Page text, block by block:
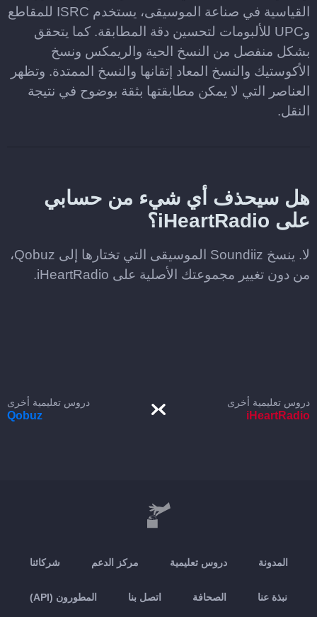
القياسية في صناعة الموسيقى، يستخدم ISRC للمقاطع
وUPC للألبومات لتحسين دقة المطابقة. كما يتحقق
بشكل منفصل من النسخ الحية والريمكس ونسخ
الأكوستيك والنسخ المعاد إتقانها والنسخ الممتدة. وتظهر
العناصر التي لا يمكن مطابقتها بثقة بوضوح في نتيجة
النقل.
هل سيحذف أي شيء من حسابي
على iHeartRadio؟
لا. ينسخ Soundiiz الموسيقى التي تختارها إلى Qobuz،
من دون تغيير مجموعتك الأصلية على iHeartRadio.
دروس تعليمية أخرى
iHeartRadio
دروس تعليمية أخرى
Qobuz
المدونة دروس تعليمية مركز الدعم شركائنا
نبذة عنا الصحافة اتصل بنا المطورون (API)